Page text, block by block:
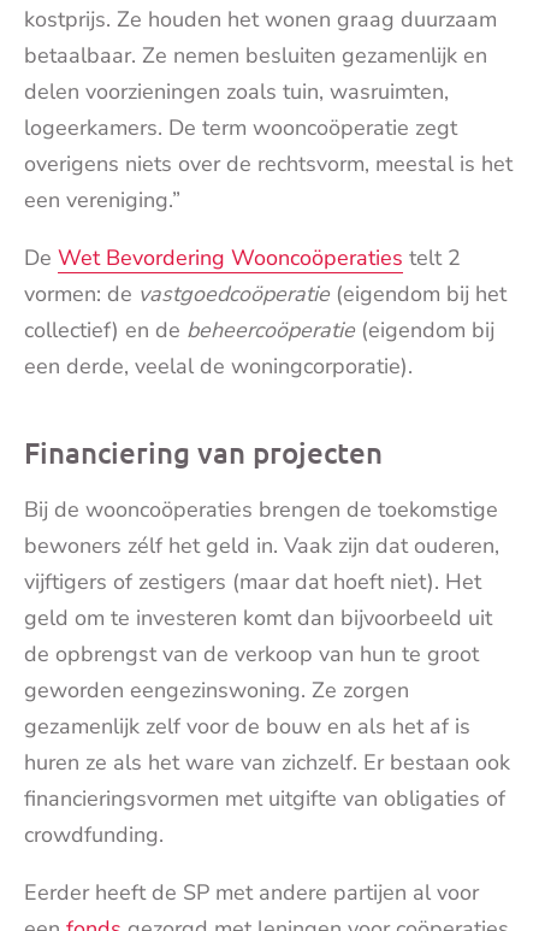
kostprijs. Ze houden het wonen graag duurzaam
betaalbaar. Ze nemen besluiten gezamenlijk en
delen voorzieningen zoals tuin, wasruimten,
logeerkamers. De term wooncoöperatie zegt
overigens niets over de rechtsvorm, meestal is het
een vereniging.”
De Wet Bevordering Wooncoöperaties telt 2
vormen: de vastgoedcoöperatie (eigendom bij het
collectief) en de beheercoöperatie (eigendom bij
een derde, veelal de woningcorporatie).
Financiering van projecten
Bij de wooncoöperaties brengen de toekomstige
bewoners zélf het geld in. Vaak zijn dat ouderen,
vijftigers of zestigers (maar dat hoeft niet). Het
geld om te investeren komt dan bijvoorbeeld uit
de opbrengst van de verkoop van hun te groot
geworden eengezinswoning. Ze zorgen
gezamenlijk zelf voor de bouw en als het af is
huren ze als het ware van zichzelf. Er bestaan ook
financieringsvormen met uitgifte van obligaties of
crowdfunding.
Eerder heeft de SP met andere partijen al voor